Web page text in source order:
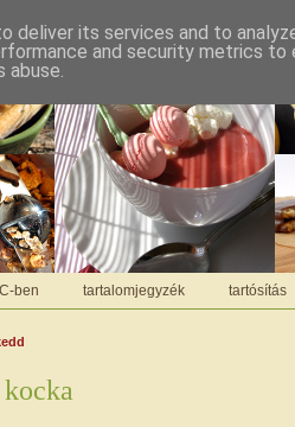
ben tartalomjegyzék tartósítás
deliver its services and to
and security metrics
abuse.